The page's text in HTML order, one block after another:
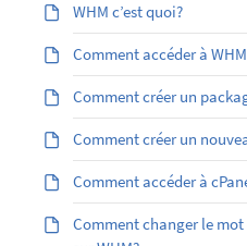
WHM c’est quoi?
Comment accéder à
Comment créer un
Comment créer un
Comment accéder à
Comment changer le mot